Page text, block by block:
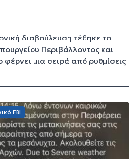
διαβούλευση τέθηκε το
Περιβάλλοντος και
φέρνει μια σειρά από ρυθμίσεις
FBI